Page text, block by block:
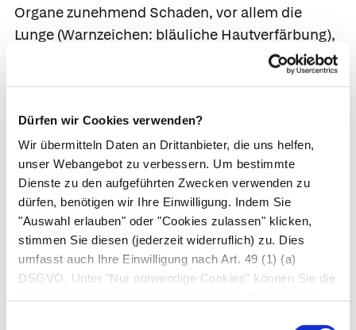
Dürfen wir Cookies verwenden?
Wir übermitteln Daten an Drittanbieter, die uns helfen,
unser Webangebot zu verbessern. Um bestimmte
Dienste zu den aufgeführten Zwecken verwenden zu
dürfen, benötigen wir Ihre Einwilligung. Indem Sie
"Auswahl erlauben" oder "Cookies zulassen" klicken,
stimmen Sie diesen (jederzeit widerruflich) zu. Dies
umfasst auch Ihre Einwilligung nach Art. 49 (1) (a)
DSGVO. Unter "Nur notwendige Cookies" können Sie die
Organe zunehmend Schaden, vor allem die
Lunge (Warnzeichen: bläuliche Hautverfärbung),
das Gehirn (Warnzeichen: Unruhe, Schläfrigkeit,
Verwirrtheit) und die Nieren (Warnzeichen:
Blutgerinnunggerät nun außer Kontrolle. Das ist
zum Beispiel erkennbar an roten Hautflecken. Es
droht der lebensbedrohliche septische Schock
mitKreislaufkollaps.
Nicht selten kommt es zum
Multiorganversagen. Hier versagen
mindestens zwei lebenswichtige Organe, z. B.